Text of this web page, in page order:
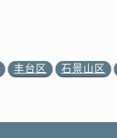
丰台区 石景山区